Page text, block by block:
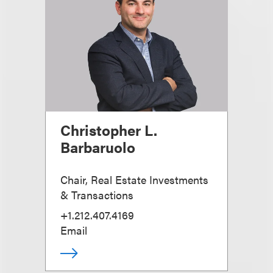
Christopher L.
Barbaruolo
Chair, Real Estate Investments
& Transactions
+1.212.407.4169
Email